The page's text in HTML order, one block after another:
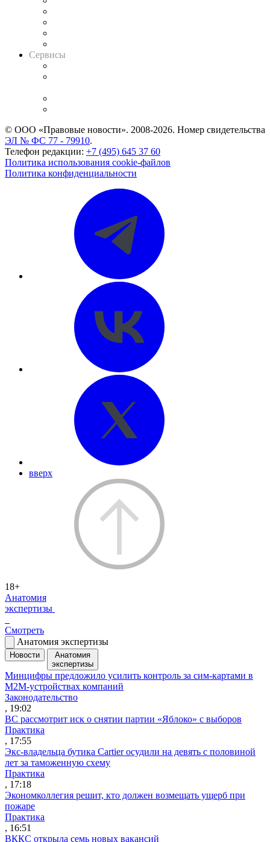
Сервисы
© ООО «Правовые новости». 2008-2026. Номер свидетельства
ЭЛ № ФС 77 - 79910.
Телефон редакции: +7 (495) 645 37 60
Политика использования cookie-файлов
Политика конфиденциальности
вверх
18+
Анатомия
экспертизы
Смотреть
Анатомия экспертизы
Новости
Анатомия
экспертизы
Минцифры предложило усилить контроль за сим-картами в
M2M-устройствах компаний
Законодательство
, 19:02
ВС рассмотрит иск о снятии партии «Яблоко» с выборов
Практика
, 17:55
Экс-владельца бутика Cartier осудили на девять с половиной
лет за таможенную схему
Практика
, 17:18
Экономколлегия решит, кто должен возмещать ущерб при
пожаре
Практика
, 16:51
ВККС открыла семь новых вакансий